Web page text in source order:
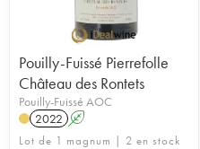
Pouilly-Fuissé Pierrefolle
Château des Rontets
Pouilly-Fuissé AOC
2022 A
Lot de 1 magnum | 2 en stock